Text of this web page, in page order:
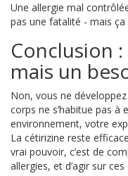
Une allergie mal
pas une fatalité - mais
Conclusion
mais un
Non, vous ne
corps ne s’habitue pas à
environnement, votre
La cétirizine reste
vrai pouvoir, c’est de
allergies, et d’agir sur